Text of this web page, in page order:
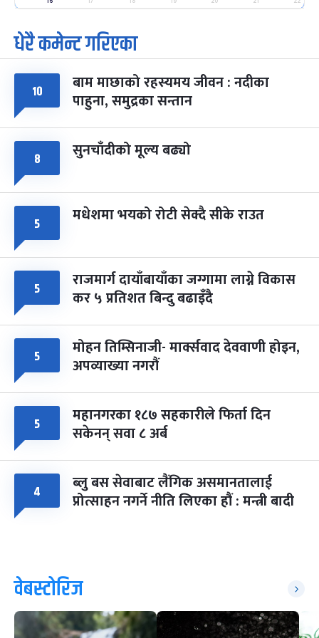
७
आइत
पूर्णिमा व्रत
चैत्र ७, २०८३-Mar 21, 2027
८ फागुपूर्णिमा
चैत्र ८, २०८३-Mar 22, 2027
७ महिना बाँकी
धेरै कमेन्ट गरिएका
१० बाम माछाको रहस्यमय जीवन : नदीका
पाहुना, समुद्रका सन्तान
८ सुनचाँदीको मूल्य बढ्यो
५ मधेशमा भयको रोटी सेक्दै सीके राउत
५ राजमार्ग दायाँबायाँका जग्गामा लाग्ने विकास
कर ५ प्रतिशत बिन्दु बढाइँदै
५ मोहन तिम्सिनाजी- मार्क्सवाद देववाणी होइन,
अपव्याख्या नगरौं
५ महानगरका १८७ सहकारीले फिर्ता दिन
सकेनन् सवा ८ अर्ब
४ ब्लु बस सेवाबाट लैंगिक असमानतालाई
प्रोत्साहन नगर्ने नीति लिएका हौं : मन्त्री बादी
वेबस्टोरिज